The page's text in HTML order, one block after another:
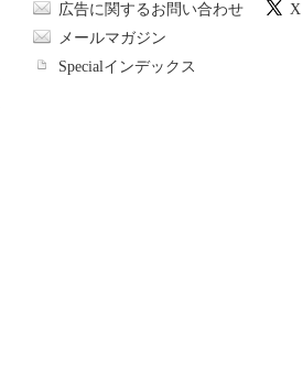
広告に関するお問い合わせ
メールマガジン
Specialインデックス
X